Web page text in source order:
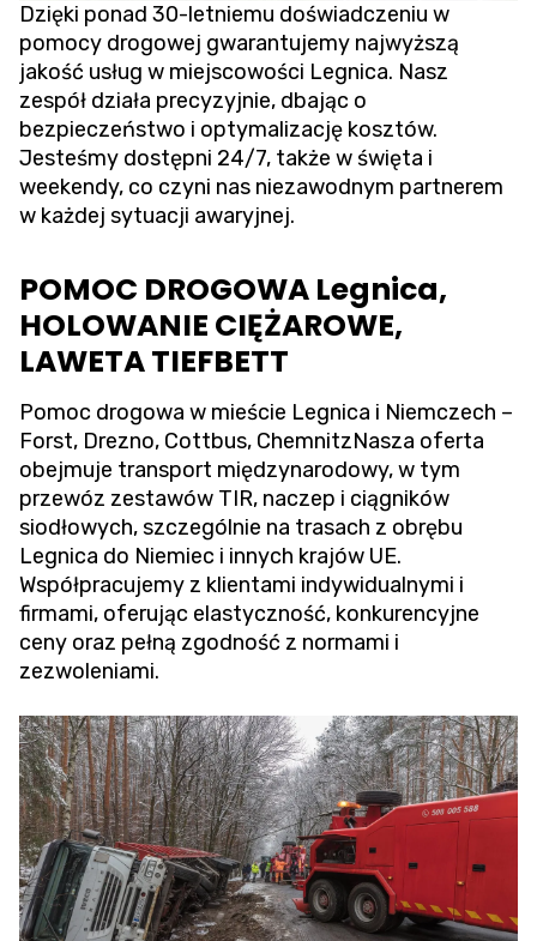
Dzięki ponad 30-letniemu doświadczeniu w
pomocy drogowej gwarantujemy najwyższą
jakość usług w miejscowości Legnica. Nasz
zespół działa precyzyjnie, dbając o
bezpieczeństwo i optymalizację kosztów.
Jesteśmy dostępni 24/7, także w święta i
weekendy, co czyni nas niezawodnym partnerem
w każdej sytuacji awaryjnej.
POMOC DROGOWA Legnica,
HOLOWANIE CIĘŻAROWE,
LAWETA TIEFBETT
Pomoc drogowa w mieście Legnica i Niemczech –
Forst, Drezno, Cottbus, ChemnitzNasza oferta
obejmuje transport międzynarodowy, w tym
przewóz zestawów TIR, naczep i ciągników
siodłowych, szczególnie na trasach z obrębu
Legnica do Niemiec i innych krajów UE.
Współpracujemy z klientami indywidualnymi i
firmami, oferując elastyczność, konkurencyjne
ceny oraz pełną zgodność z normami i
zezwoleniami.